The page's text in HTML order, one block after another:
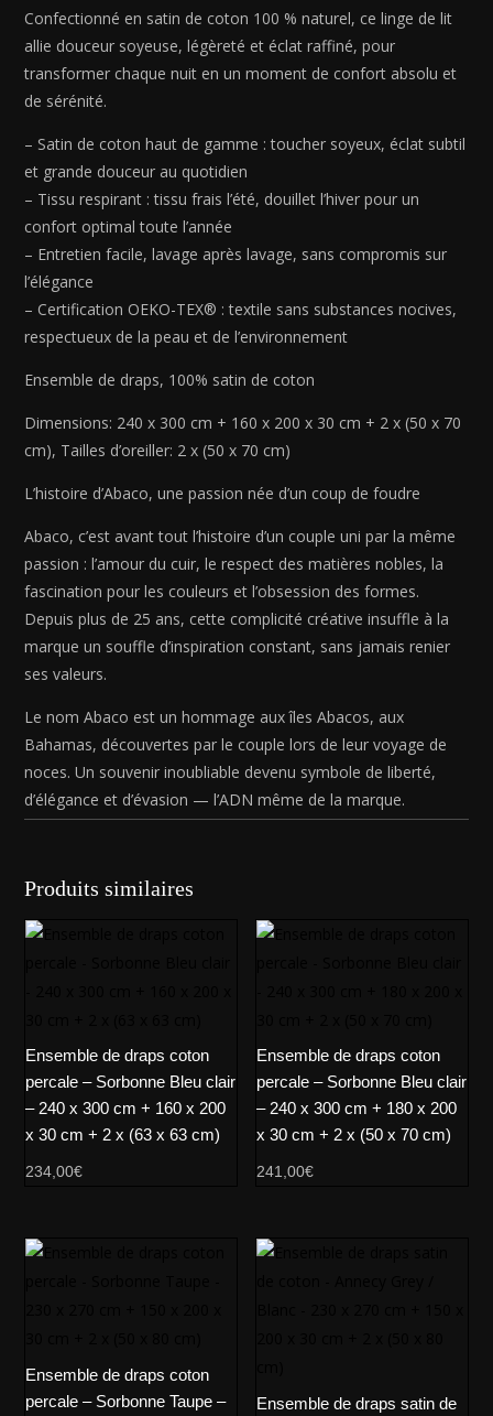
tissé
dobby
06
240
160
x
200
30
cm
+
x
x
70
cm)
Confectionné en satin de coton 100 % naturel, ce linge de lit
allie douceur soyeuse, légèreté et éclat raffiné, pour
transformer chaque nuit en un moment de confort absolu et
de sérénité.
– Satin de coton haut de gamme : toucher soyeux, éclat subtil
et grande douceur au quotidien
– Tissu respirant : tissu frais l’été, douillet l’hiver pour un
confort optimal toute l’année
– Entretien facile, lavage après lavage, sans compromis sur
l’élégance
– Certification OEKO-TEX® : textile sans substances nocives,
respectueux de la peau et de l’environnement
Ensemble de draps, 100% satin de coton
Dimensions: 240 x 300 cm + 160 x 200 x 30 cm + 2 x (50 x 70
cm), Tailles d’oreiller: 2 x (50 x 70 cm)
L’histoire d’Abaco, une passion née d’un coup de foudre
Abaco, c’est avant tout l’histoire d’un couple uni par la même
passion : l’amour du cuir, le respect des matières nobles, la
fascination pour les couleurs et l’obsession des formes.
Depuis plus de 25 ans, cette complicité créative insuffle à la
marque un souffle d’inspiration constant, sans jamais renier
ses valeurs.
Le nom Abaco est un hommage aux îles Abacos, aux
Bahamas, découvertes par le couple lors de leur voyage de
noces. Un souvenir inoubliable devenu symbole de liberté,
d’élégance et d’évasion — l’ADN même de la marque.
Produits similaires
Ensemble de draps coton
percale – Sorbonne Bleu clair
– 240 x 300 cm + 160 x 200
x 30 cm + 2 x (63 x 63 cm)
234,00€
Ensemble de draps coton
percale – Sorbonne Bleu clair
– 240 x 300 cm + 180 x 200
x 30 cm + 2 x (50 x 70 cm)
241,00€
Ensemble de draps coton
percale – Sorbonne Taupe –
Ensemble de draps satin de